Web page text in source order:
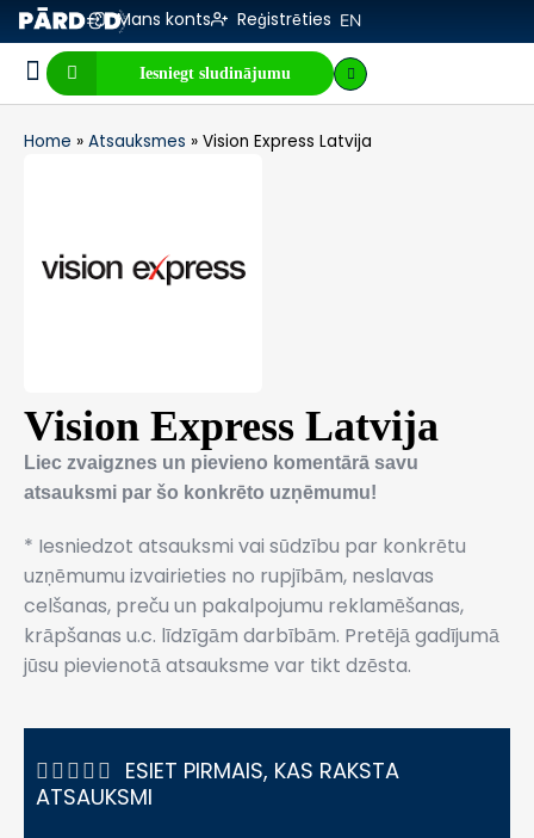
Mans konts Reģistrēties EN
Iesniegt sludinājumu
Home » Atsauksmes » Vision Express Latvija
Vision Express Latvija
Liec zvaigznes un pievieno komentārā savu
atsauksmi par šo konkrēto uzņēmumu!
* Iesniedzot atsauksmi vai sūdzību par konkrētu
uzņēmumu izvairieties no rupjībām, neslavas
celšanas, preču un pakalpojumu reklamēšanas,
krāpšanas u.c. līdzīgām darbībām. Pretējā gadījumā
jūsu pievienotā atsauksme var tikt dzēsta.
ESIET PIRMAIS, KAS RAKSTA
ATSAUKSMI